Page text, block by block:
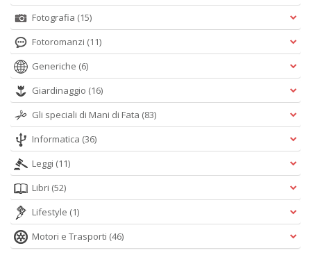
Fotografia (15)
Fotoromanzi (11)
Generiche (6)
Giardinaggio (16)
Gli speciali di Mani di Fata (83)
Informatica (36)
Leggi (11)
Libri (52)
Lifestyle (1)
Motori e Trasporti (46)